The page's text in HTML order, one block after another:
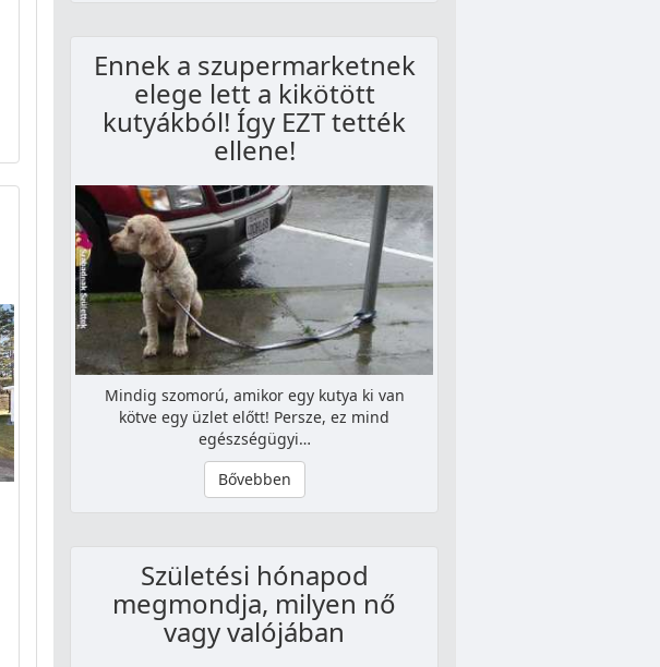
Ennek a szupermarketnek
elege lett a kikötött
kutyákból! Így EZT tették
ellene!
Mindig szomorú, amikor egy kutya ki van
kötve egy üzlet előtt! Persze, ez mind
egészségügyi…
Bővebben
Születési hónapod
megmondja, milyen nő
vagy valójában